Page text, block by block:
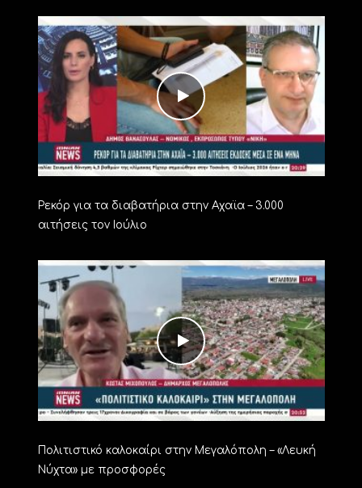
Ρεκόρ για τα διαβατήρια στην Αχαϊα – 3.000
αιτήσεις τον Ιούλιο
Πολιτιστικό καλοκαίρι στην Μεγαλόπολη – «Λευκή
Νύχτα» με προσφορές